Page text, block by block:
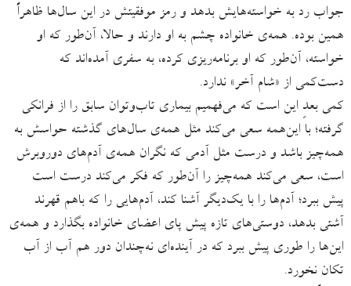
جواب رد به خواسته‌هایش بدهد و رمز موفقیتش در این سال‌ها ظاهراً
همین بوده. همه‌ی خانواده چشم به او دارند و حالا، آن‌طور که او
خواسته، آن‌طور که او برنامه‌ریزی کرده، به سفری آمده‌اند که
دست‌کمی از «شام آخر» ندارد.
کمی بعدِ این است که می‌فهمیم بیماری تاب‌وتوان سابق را از فرانکی
گرفته؛ با این‌همه سعی می‌کند مثل همه‌ی سال‌های گذشته حواسش به
همه‌چیز باشد و درست مثل آدمی که نگران همه‌ی آدم‌های دوروبرش
است، سعی می‌کند همه‌‌چیز را آن‌طور که فکر می‌کند درست است
پیش ببرد؛ آدم‌ها را با یک‌دیگر آشنا کند، آدم‌هایی را که باهم قهرند
آشتی بدهد، دوستی‌های تازه پیش پای اعضای خانواده بگذارد و همه‌ی
این‌ها را طوری پیش ببرد که در آینده‌ای نه‌چندان دور هم آب از آب
تکان نخورد.